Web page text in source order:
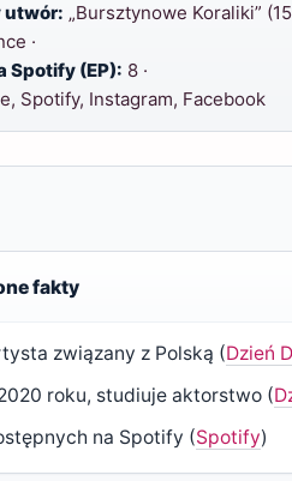
utwór: „Bursztynowe Koraliki”
·
Spotify (EP): 8 ·
Spotify, Instagram, Facebook
fakty
związany z Polską (Dzień
roku, studiuje aktorstwo (
na Spotify (Spotify)